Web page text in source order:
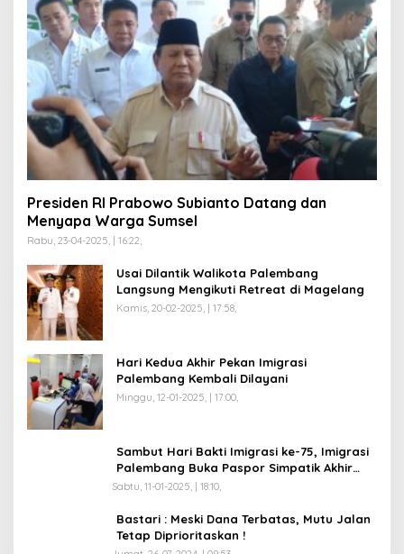
Presiden RI Prabowo Subianto Datang dan
Menyapa Warga Sumsel
Rabu, 23-04-2025, | 16:22,
Usai Dilantik Walikota Palembang
Langsung Mengikuti Retreat di Magelang
Kamis, 20-02-2025, | 17:58,
Hari Kedua Akhir Pekan Imigrasi
Palembang Kembali Dilayani
Minggu, 12-01-2025, | 17:00,
Sambut Hari Bakti Imigrasi ke-75, Imigrasi
Palembang Buka Paspor Simpatik Akhir
Pekan
Sabtu, 11-01-2025, | 18:10,
Bastari : Meski Dana Terbatas, Mutu Jalan
Tetap Diprioritaskan !